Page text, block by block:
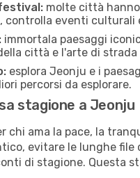
molte città
controlla eventi culturali
immortala paesaggi
città e l'arte di strada
esplora Jeonju e i
percorsi da esplorare.
stagione a Jeonju
chi ama la pace, la
evitare le lunghe
di stagione. Questa